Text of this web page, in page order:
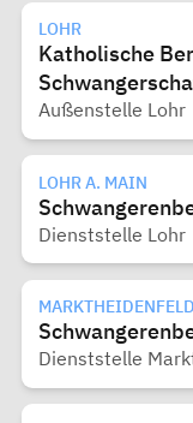
LOHR
Katholische
Außenstelle Lohr
LOHR A. MAIN
Dienststelle Lohr
MARKTHEIDENFELD
Dienststelle